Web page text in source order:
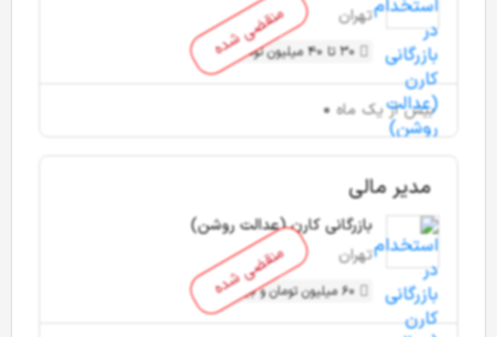
منقضی شده
تهران
30 تا 40 میلیون تومان
بیش از یک ماه
منقضی شده
مدیر مالی
بازرگانی کارن (عدالت روشن)
تهران
60 میلیون تومان و بیشتر